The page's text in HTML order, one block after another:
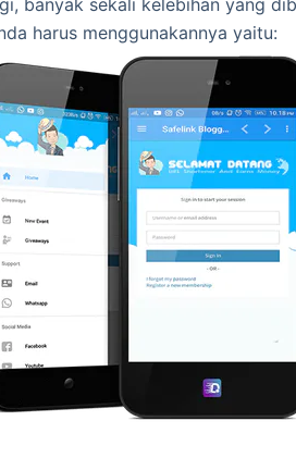
banyak sekali kelebihan yang
harus menggunakannya yaitu: